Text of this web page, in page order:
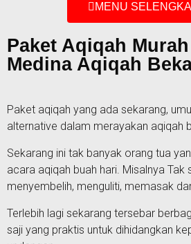
MENU
Paket Aqiqah
Medina Aqiqah
Paket aqiqah yang ada sekarang,
alternative dalam merayakan aqiqah
Sekarang ini tak banyak orang tua
acara aqiqah buah hari. Misalnya Tak
menyembelih, menguliti, memasak
Terlebih lagi sekarang tersebar
saji yang praktis untuk dihidangkan